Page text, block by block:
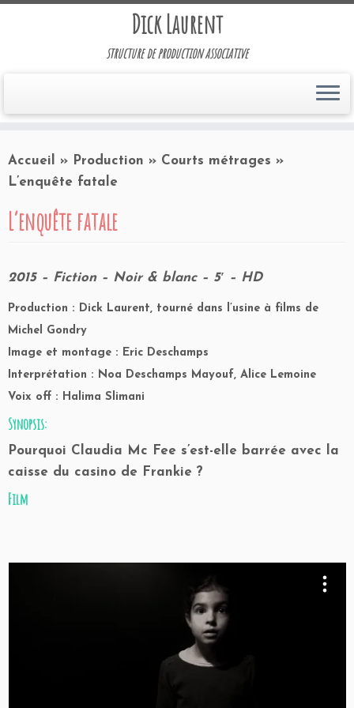
Dick Laurent
structure de production associative
Accueil » Production » Courts métrages »
L’enquête fatale
L’enquête fatale
2015 – Fiction – Noir & blanc – 5′ – HD
Production : Dick Laurent, tourné dans l’usine à films de
Michel Gondry
Image et montage : Eric Deschamps
Interprétation : Noa Deschamps Mayouf, Alice Lemoine
Voix off : Halima Slimani
Synopsis:
Pourquoi Claudia Mc Fee s’est-elle barrée avec la
caisse du casino de Frankie ?
Film